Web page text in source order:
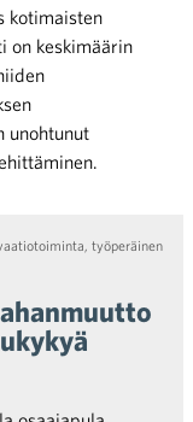
kotimaisten
on keskimäärin
unohtunut
, työperäinen